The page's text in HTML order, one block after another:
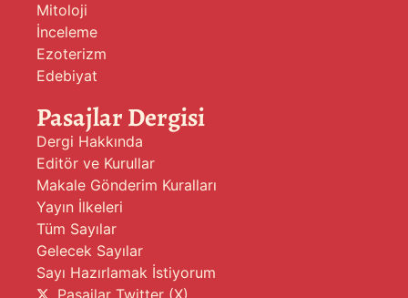
Mitoloji
İnceleme
Ezoterizm
Edebiyat
Pasajlar Dergisi
Dergi Hakkında
Editör ve Kurullar
Makale Gönderim Kuralları
Yayın İlkeleri
Tüm Sayılar
Gelecek Sayılar
Sayı Hazırlamak İstiyorum